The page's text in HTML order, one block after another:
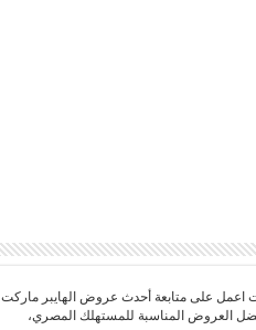
اعمل على متابعة أحدث عروض الهايبر ماركت
العروض المناسبة للمستهلك المصري،